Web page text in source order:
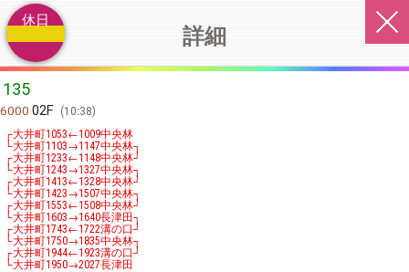
詳細
休日
135
6000 02F
10:38
┌大井町1053←1009中央林
└大井町1103→1147中央林┐
┌大井町1233←1148中央林┘
└大井町1243→1327中央林┐
┌大井町1413←1328中央林┘
└大井町1423→1507中央林┐
┌大井町1553←1508中央林┘
└大井町1603→1640長津田┐
┌大井町1743←1722溝の口┘
└大井町1750→1835中央林┐
┌大井町1944←1923溝の口┘
└大井町1950→2027長津田